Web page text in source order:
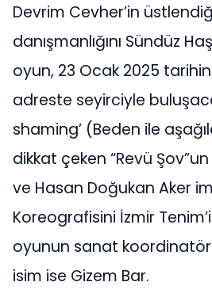
Devrim Cevher’in
danışmanlığını Sündüz
oyun, 23 Ocak 2025
adreste seyirciyle
shaming’ (Beden ile
dikkat çeken “Revü
ve Hasan Doğukan Aker
Koreografisini İzmir
oyunun sanat
isim ise Gizem Bar.